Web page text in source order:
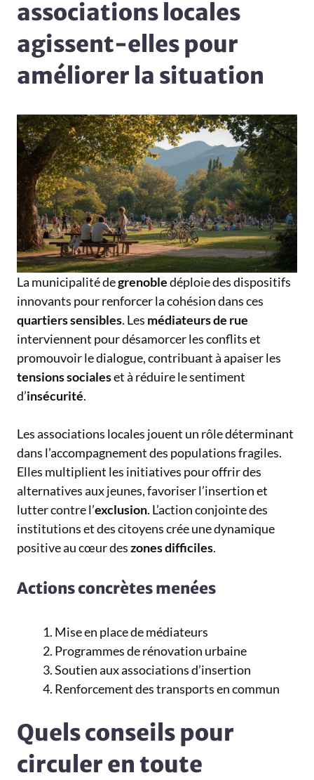
associations locales
agissent-elles pour
améliorer la situation
La municipalité degrenobledéploie des dispositifs
innovants pour renforcer la cohésion dans ces
quartiers sensibles. Les médiateurs de rue
interviennent pour désamorcer les conflits et
promouvoir le dialogue, contribuant à apaiser les
tensions socialeset à réduire le sentiment
d’insécurité.
Les associations locales jouent un rôle déterminant
dans l’accompagnement des populations fragiles.
Elles multiplient les initiatives pour offrir des
alternatives aux jeunes, favoriser l’insertion et
lutter contre l’exclusion. L’action conjointe des
institutions et des citoyens crée une dynamique
positive au cœur deszones difficiles.
Actions concrètes menées
Mise en place de médiateurs
Programmes de rénovation urbaine
Soutien aux associations d’insertion
Renforcement des transports en commun
Quels conseils pour
circuler en toute